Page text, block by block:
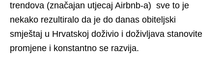
trendova (značajan utjecaj Airbnb-a) sve to je
nekako rezultiralo da je do danas obiteljski
smještaj u Hrvatskoj doživio i doživljava stanovite
promjene i konstantno se razvija.